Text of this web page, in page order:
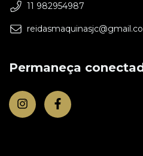
11 982954987
Permaneça